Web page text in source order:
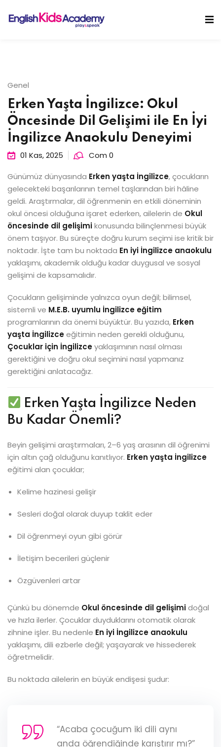
Genel
Erken Yaşta İngilizce: Okul
Öncesinde Dil Gelişimi ile En İyi
İngilizce Anaokulu Deneyimi
01 Kas, 2025 Com 0
Günümüz dünyasında Erken yaşta İngilizce, çocukların
gelecekteki başarılarının temel taşlarından biri hâline
geldi. Araştırmalar, dil öğrenmenin en etkili döneminin
okul öncesi olduğuna işaret ederken, ailelerin de Okul
öncesinde dil gelişimikonusunda bilinçlenmesi büyük
önem taşıyor. Bu süreçte doğru kurum seçimi ise kritik bir
noktadır. İşte tam bu noktada En iyi İngilizce anaokulu
yaklaşımı, akademik olduğu kadar duygusal ve sosyal
gelişimi de kapsamalıdır.
Çocukların gelişiminde yalnızca oyun değil; bilimsel,
sistemli ve M.E.B. uyumlu İngilizce eğitim
programlarının da önemi büyüktür. Bu yazıda, Erken
yaşta İngilizceeğitimin neden gerekli olduğunu,
Çocuklar için İngilizceyaklaşımının nasıl olması
gerektiğini ve doğru okul seçimini nasıl yapmanız
gerektiğini anlatacağız.
Erken Yaşta İngilizce Neden
Bu Kadar Önemli?
Beyin gelişimi araştırmaları, 2–6 yaş arasının dil öğrenimi
için altın çağ olduğunu kanıtlıyor. Erken yaşta İngilizce
eğitimi alan çocuklar;
Kelime hazinesi gelişir
Sesleri doğal olarak duyup taklit eder
Dil öğrenmeyi oyun gibi görür
İletişim becerileri güçlenir
Özgüvenleri artar
Çünkü bu dönemde Okul öncesinde dil gelişimidoğal
ve hızla ilerler. Çocuklar duyduklarını otomatik olarak
zihnine işler. Bu nedenle En iyi İngilizce anaokulu
yaklaşımı, dili ezberle değil; yaşayarak ve hissederek
öğretmelidir.
Bu noktada ailelerin en büyük endişesi şudur:
“Acaba çocuğum iki dili aynı
anda öğrendiğinde karıştırır mı?”
Sign in
Remember me Lost your password?